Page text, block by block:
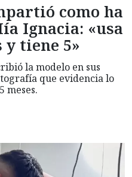
como ha
Ignacia: «usa
y tiene 5»
la modelo en sus
que evidencia lo
meses.